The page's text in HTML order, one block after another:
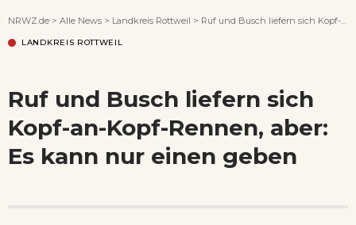
NRWZ.de > Alle News > Landkreis Rottweil > Ruf und Busch liefern sich Kopf-an-Kopf-Rennen, aber: Es kann nur einen geben
LANDKREIS ROTTWEIL
Ruf und Busch liefern sich
Kopf-an-Kopf-Rennen, aber:
Es kann nur einen geben